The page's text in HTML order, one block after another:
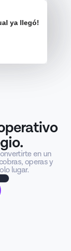
ya llegó!
de
en un
operas y
lugar.